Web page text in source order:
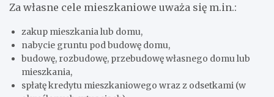
Za własne cele mieszkaniowe uważa się m.in.:
zakup mieszkania lub domu,
nabycie gruntu pod budowę domu,
budowę, rozbudowę, przebudowę własnego domu lub
mieszkania,
spłatę kredytu mieszkaniowego wraz z odsetkami (w